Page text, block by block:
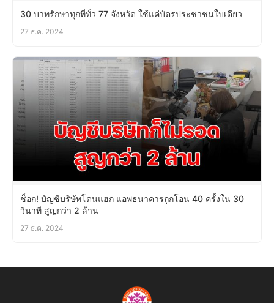
30 บาทรักษาทุกที่ทั่ว 77 จังหวัด ใช้แค่บัตรประชาชนใบเดียว
27 ธ.ค. 2024
ช็อก! บัญชีบริษัทโดนแฮก แอพธนาคารถูกโอน 40 ครั้งใน 30
วินาที สูญกว่า 2 ล้าน
27 ธ.ค. 2024